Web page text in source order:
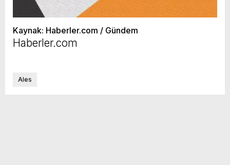
Kaynak: Haberler.com / Gündem
Haberler.com
Ales